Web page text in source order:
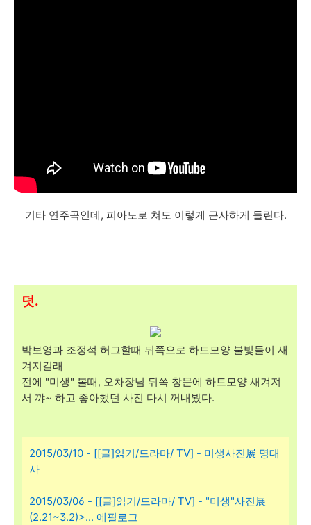
기타 연주곡인데, 피아노로 쳐도 이렇게 근사하게 들린다.
덧.
박보영과 조정석 허그할때 뒤쪽으로 하트모양 불빛들이 새
겨지길래
전에 "미생" 볼때, 오차장님 뒤쪽 창문에 하트모양 새겨져
서 꺄~ 하고 좋아했던 사진 다시 꺼내봤다.
2015/03/10 - [[글]읽기/드라마/ TV] - 미생사진展 명대
사
2015/03/06 - [[글]읽기/드라마/ TV] - "미생"사진展
(2.21~3.2)>... 에필로그